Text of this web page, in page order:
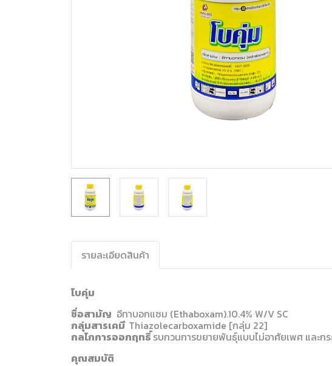
รายละเอียดสินค้า
โบคุ่ม
ชื่อสามัญ อีทาบอกแซม (Ethaboxam).10.4% W/V SC
กลุ่มสารเคมี Thiazolecarboxamide [กลุ่ม 22]
กลไกการออกฤทธิ์รบกวนการขยายพันธุ์แบบไม่อาศัยเพศ และก
คุณสมบัติ